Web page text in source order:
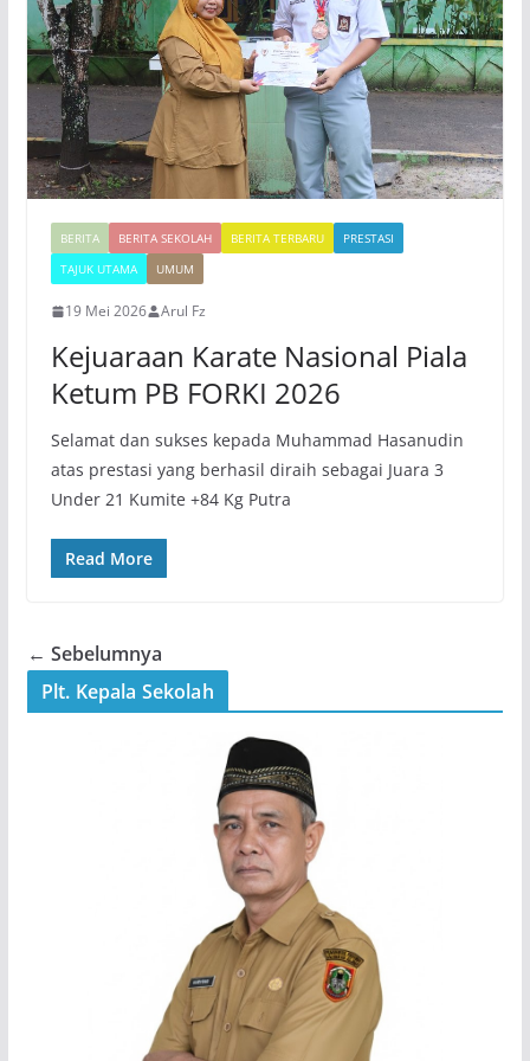
BERITA BERITA SEKOLAH BERITA TERBARU
PRESTASI
TAJUK UTAMA
UMUM
19 Mei 2026 Arul Fz
Kejuaraan Karate Nasional Piala
Ketum PB FORKI 2026
Selamat dan sukses kepada Muhammad Hasanudin
atas prestasi yang berhasil diraih sebagai Juara 3
Under 21 Kumite +84 Kg Putra
Read More
← Sebelumnya
Plt. Kepala Sekolah